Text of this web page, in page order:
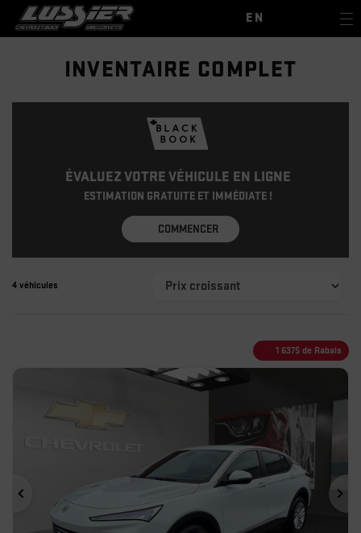
EN
INVENTAIRE COMPLET
ÉVALUEZ VOTRE VÉHICULE EN LIGNE
ESTIMATION GRATUITE ET IMMÉDIATE !
COMMENCER
4 véhicules
1 637$ de Rabais
Précédent